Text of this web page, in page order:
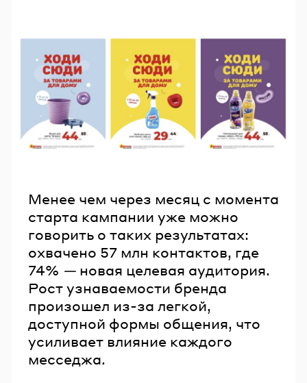
Менее чем через месяц с момента
старта кампании уже можно
говорить о таких результатах:
охвачено 57 млн контактов, где
74% — новая целевая аудитория.
Рост узнаваемости бренда
произошел из-за легкой,
доступной формы общения, что
усиливает влияние каждого
месседжа.